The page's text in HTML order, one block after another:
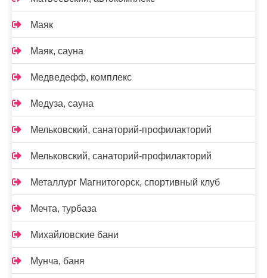
Маяк
Маяк, сауна
Медведефф, комплекс
Медуза, сауна
Мельковский, санаторий-профилакторий
Мельковский, санаторий-профилакторий
Металлург Магнитогорск, спортивный клуб
Мечта, турбаза
Михайловские бани
Мунча, баня